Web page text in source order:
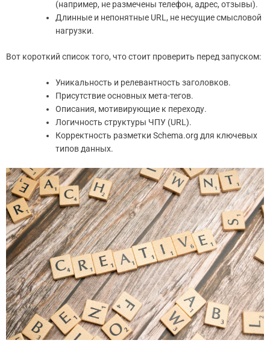
(например, не размечены телефон, адрес, отзывы).
Длинные и непонятные URL, не несущие смысловой
нагрузки.
Вот короткий список того, что стоит проверить перед запуском:
Уникальность и релевантность заголовков.
Присутствие основных мета-тегов.
Описания, мотивирующие к переходу.
Логичность структуры ЧПУ (URL).
Корректность разметки Schema.org для ключевых
типов данных.